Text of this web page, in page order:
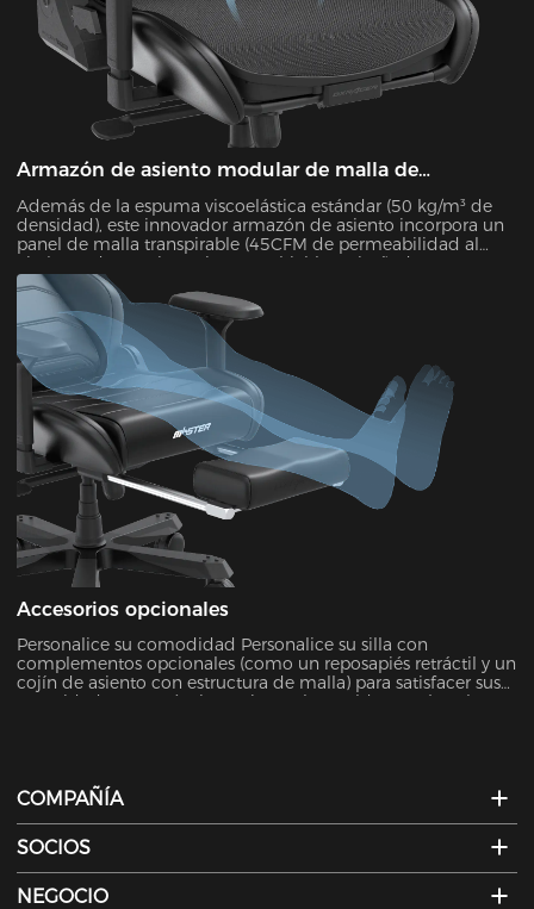
Armazón de asiento modular de malla de
liberación rápida
Además de la espuma viscoelástica estándar (50 kg/m³ de
densidad), este innovador armazón de asiento incorpora un
panel de malla transpirable (45CFM de permeabilidad al
aire) con dos versiones intercambiables. Diseñado para
ofrecer la máxima comodidad, todo el armazón puede
desmontarse y volverse a montar en solo 30 segundos.
Durante los meses de verano, esta configuración de malla
reduce eficazmente la temperatura de la superficie del
asiento entre 5 °C y 8 °C, como se ha comprobado mediante
pruebas de imagen térmica por infrarrojos.
Accesorios opcionales
Personalice su comodidad Personalice su silla con
complementos opcionales (como un reposapiés retráctil y un
cojín de asiento con estructura de malla) para satisfacer sus
necesidades ergonómicas. Ajuste el respaldo a su ángulo
COMPAÑÍA
SOCIOS
NEGOCIO